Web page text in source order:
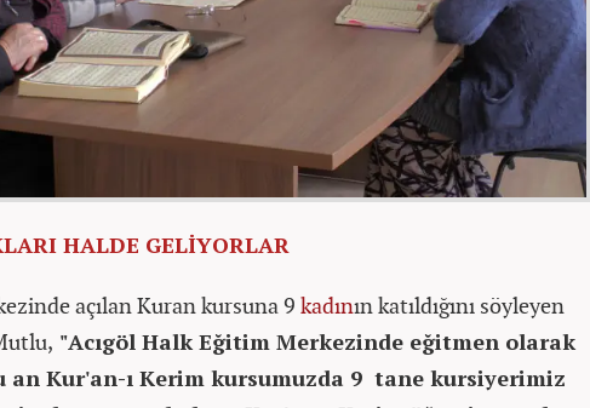
HALDE GELİYORLAR
açılan Kuran kursuna 9 kadının katıldığını söyleyen
"Acıgöl Halk Eğitim Merkezinde eğitmen olarak
an Kur'an-ı Kerim kursumuzda 9 tane kursiyerimiz